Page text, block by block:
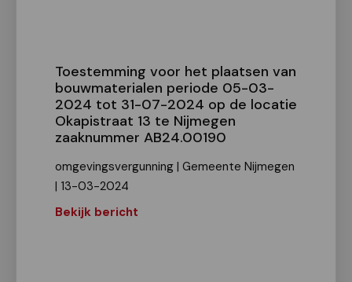
Toestemming voor het plaatsen van
bouwmaterialen periode 05-03-
2024 tot 31-07-2024 op de locatie
Okapistraat 13 te Nijmegen
zaaknummer AB24.00190
omgevingsvergunning | Gemeente Nijmegen
| 13-03-2024
Bekijk bericht